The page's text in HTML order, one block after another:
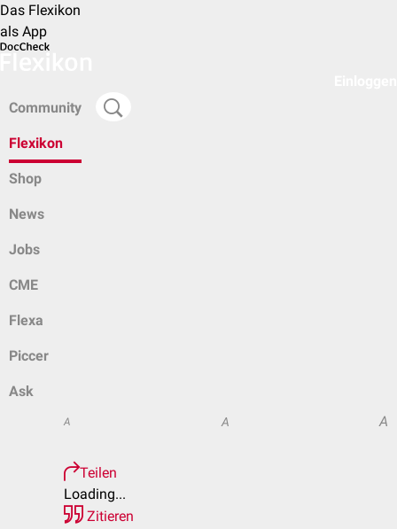
Das Flexikon
als App
Community
Flexikon
Shop
News
Jobs
CME
Flexa
Piccer
Ask
A A A
Teilen
Loading...
Zitieren